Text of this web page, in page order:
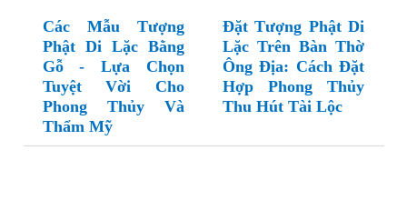
Các Mẫu Tượng
Phật Di Lặc Bằng
Gỗ - Lựa Chọn
Tuyệt Vời Cho
Phong Thủy Và
Thẩm Mỹ
Đặt Tượng Phật Di
Lặc Trên Bàn Thờ
Ông Địa: Cách Đặt
Hợp Phong Thủy
Thu Hút Tài Lộc